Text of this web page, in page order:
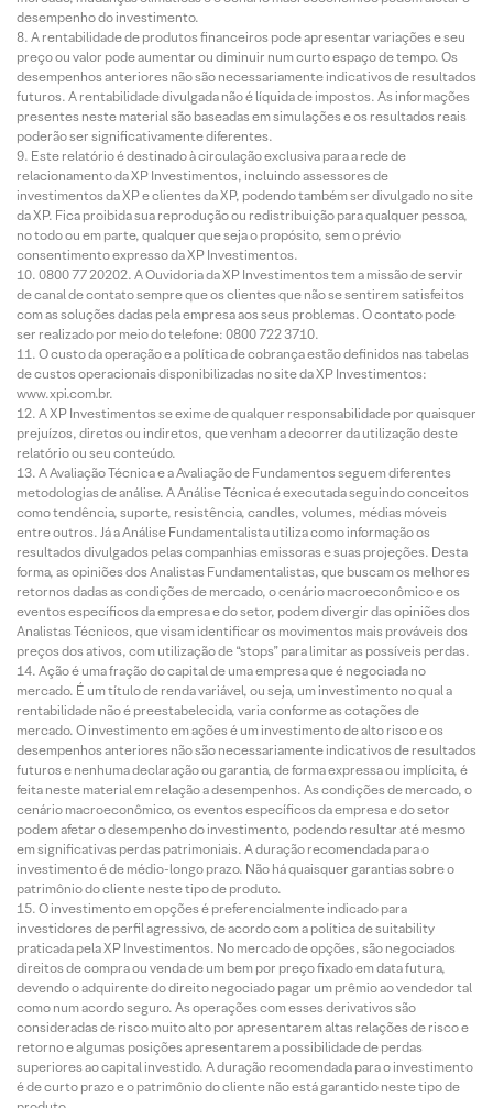
desempenho do investimento.
A rentabilidade de produtos financeiros pode apresentar variações e seu
preço ou valor pode aumentar ou diminuir num curto espaço de tempo. Os
desempenhos anteriores não são necessariamente indicativos de resultados
futuros. A rentabilidade divulgada não é líquida de impostos. As informações
presentes neste material são baseadas em simulações e os resultados reais
poderão ser significativamente diferentes.
Este relatório é destinado à circulação exclusiva para a rede de
relacionamento da XP Investimentos, incluindo assessores de
investimentos da XP e clientes da XP, podendo também ser divulgado no site
da XP. Fica proibida sua reprodução ou redistribuição para qualquer pessoa,
no todo ou em parte, qualquer que seja o propósito, sem o prévio
consentimento expresso da XP Investimentos.
0800 77 20202. A Ouvidoria da XP Investimentos tem a missão de servir
de canal de contato sempre que os clientes que não se sentirem satisfeitos
com as soluções dadas pela empresa aos seus problemas. O contato pode
ser realizado por meio do telefone: 0800 722 3710.
O custo da operação e a política de cobrança estão definidos nas tabelas
de custos operacionais disponibilizadas no site da XP Investimentos:
www.xpi.com.br.
A XP Investimentos se exime de qualquer responsabilidade por quaisquer
prejuízos, diretos ou indiretos, que venham a decorrer da utilização deste
relatório ou seu conteúdo.
A Avaliação Técnica e a Avaliação de Fundamentos seguem diferentes
metodologias de análise. A Análise Técnica é executada seguindo conceitos
como tendência, suporte, resistência, candles, volumes, médias móveis
entre outros. Já a Análise Fundamentalista utiliza como informação os
resultados divulgados pelas companhias emissoras e suas projeções. Desta
forma, as opiniões dos Analistas Fundamentalistas, que buscam os melhores
retornos dadas as condições de mercado, o cenário macroeconômico e os
eventos específicos da empresa e do setor, podem divergir das opiniões dos
Analistas Técnicos, que visam identificar os movimentos mais prováveis dos
preços dos ativos, com utilização de “stops” para limitar as possíveis perdas.
Ação é uma fração do capital de uma empresa que é negociada no
mercado. É um título de renda variável, ou seja, um investimento no qual a
rentabilidade não é preestabelecida, varia conforme as cotações de
mercado. O investimento em ações é um investimento de alto risco e os
desempenhos anteriores não são necessariamente indicativos de resultados
futuros e nenhuma declaração ou garantia, de forma expressa ou implícita, é
feita neste material em relação a desempenhos. As condições de mercado, o
cenário macroeconômico, os eventos específicos da empresa e do setor
podem afetar o desempenho do investimento, podendo resultar até mesmo
em significativas perdas patrimoniais. A duração recomendada para o
investimento é de médio-longo prazo. Não há quaisquer garantias sobre o
patrimônio do cliente neste tipo de produto.
O investimento em opções é preferencialmente indicado para
investidores de perfil agressivo, de acordo com a política de suitability
praticada pela XP Investimentos. No mercado de opções, são negociados
direitos de compra ou venda de um bem por preço fixado em data futura,
devendo o adquirente do direito negociado pagar um prêmio ao vendedor tal
como num acordo seguro. As operações com esses derivativos são
consideradas de risco muito alto por apresentarem altas relações de risco e
retorno e algumas posições apresentarem a possibilidade de perdas
superiores ao capital investido. A duração recomendada para o investimento
é de curto prazo e o patrimônio do cliente não está garantido neste tipo de